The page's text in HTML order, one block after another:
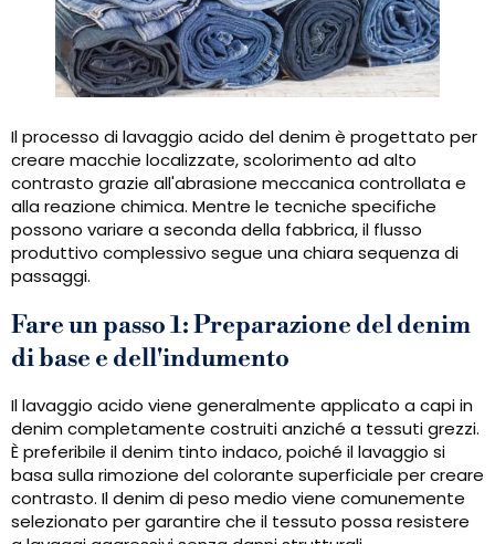
Il processo di lavaggio acido del denim è progettato per
creare macchie localizzate, scolorimento ad alto
contrasto grazie all'abrasione meccanica controllata e
alla reazione chimica. Mentre le tecniche specifiche
possono variare a seconda della fabbrica, il flusso
produttivo complessivo segue una chiara sequenza di
passaggi.
Fare un passo 1: Preparazione del denim
di base e dell'indumento
Il lavaggio acido viene generalmente applicato a capi in
denim completamente costruiti anziché a tessuti grezzi.
È preferibile il denim tinto indaco, poiché il lavaggio si
basa sulla rimozione del colorante superficiale per creare
contrasto. Il denim di peso medio viene comunemente
selezionato per garantire che il tessuto possa resistere